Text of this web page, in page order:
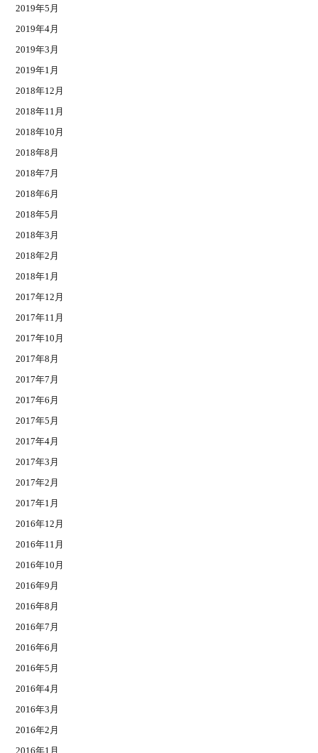
2019年5月
2019年4月
2019年3月
2019年1月
2018年12月
2018年11月
2018年10月
2018年8月
2018年7月
2018年6月
2018年5月
2018年3月
2018年2月
2018年1月
2017年12月
2017年11月
2017年10月
2017年8月
2017年7月
2017年6月
2017年5月
2017年4月
2017年3月
2017年2月
2017年1月
2016年12月
2016年11月
2016年10月
2016年9月
2016年8月
2016年7月
2016年6月
2016年5月
2016年4月
2016年3月
2016年2月